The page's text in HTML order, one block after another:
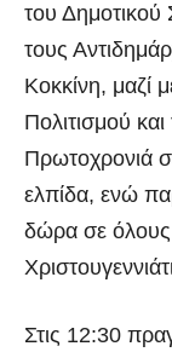
του
τους
Κοκκίνη, μαζί
Πολιτισμού
Πρωτοχρονιά
ελπίδα, ενώ
δώρα σε όλους
Στις 12:30